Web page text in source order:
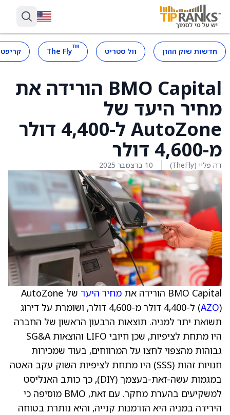
חדשות שוק ההון וול סטריט ™
The Fly
BMO Capital הורידה את
מחיר היעד של
AutoZone ל-4,400 דולר
מ-4,600 דולר
דה פליי (TheFly) 10 בדצמבר 2025
BMO Capital הורידה את מחיר היעד
של AutoZone
(AZO
) ל-4,400 דולר מ-4,600 דולר, ושומרת על דירוג
תשואת יתר למניה. תוצאות הרבעון הראשון של החברה
היו מתחת לציפיות, שכן חיובי LIFO והוצאות SG&A
גבוהות מהצפוי לחצו על המרווחים, בעוד שמכירות
חנויות זהות (SSS) היו מתחת לציפיות השוק עקב האטה
במגמות עשה-זאת-בעצמך (DIY), כך כותב האנליסט
למשקיעים בהערת מחקר. עם זאת, BMO מוסיפה כי
הירידה במניה היא הזדמנות קנייה, והיא נותרת בטוחה